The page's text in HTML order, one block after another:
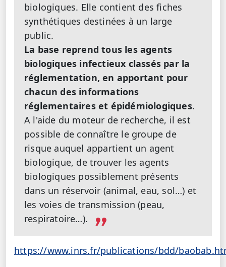
biologiques. Elle contient des fiches
synthétiques destinées à un large
public.
La base reprend tous les agents
biologiques infectieux classés par la
réglementation, en apportant pour
chacun des informations
réglementaires et épidémiologiques.
A l'aide du moteur de recherche, il est
possible de connaître le groupe de
risque auquel appartient un agent
biologique, de trouver les agents
biologiques possiblement présents
dans un réservoir (animal, eau, sol…) et
les voies de transmission (peau,
respiratoire…).
https://www.inrs.fr/publications/bdd/